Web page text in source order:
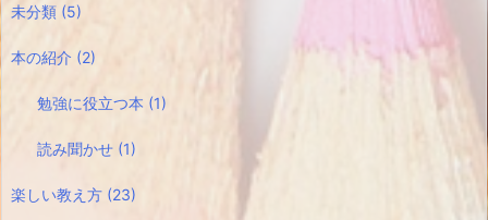
未分類 (5)
本の紹介 (2)
勉強に役立つ本 (1)
読み聞かせ (1)
楽しい教え方 (23)